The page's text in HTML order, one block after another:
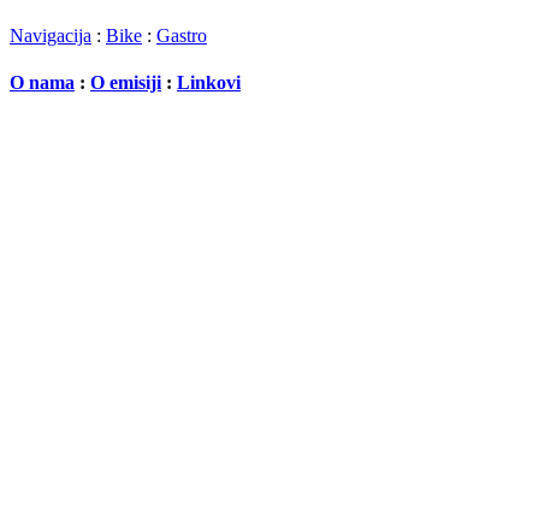
Navigacija : Bike : Gastro
O nama : O emisiji : Linkovi